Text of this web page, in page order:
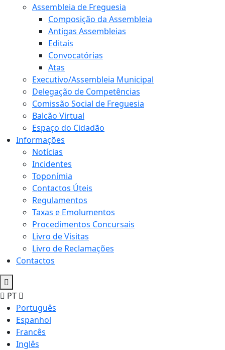
Assembleia de Freguesia
Composição da Assembleia
Antigas Assembleias
Editais
Convocatórias
Atas
Executivo/Assembleia Municipal
Delegação de Competências
Comissão Social de Freguesia
Balcão Virtual
Espaço do Cidadão
Informações
Notícias
Incidentes
Toponímia
Contactos Úteis
Regulamentos
Taxas e Emolumentos
Procedimentos Concursais
Livro de Visitas
Livro de Reclamações
Contactos
PT
Português
Espanhol
Francês
Inglês